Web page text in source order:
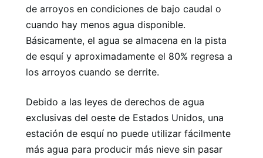
de arroyos en condiciones de bajo caudal o
cuando hay menos agua disponible.
Básicamente, el agua se almacena en la pista
de esquí y aproximadamente el 80% regresa a
los arroyos cuando se derrite.
Debido a las leyes de derechos de agua
exclusivas del oeste de Estados Unidos, una
estación de esquí no puede utilizar fácilmente
más agua para producir más nieve sin pasar